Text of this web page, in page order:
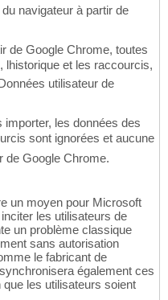
navigateur à partir de
de Google Chrome, toutes
et les raccourcis,
utilisateur de
les données des
sont ignorées et aucune
de Google Chrome.
un moyen pour Microsoft
les utilisateurs de
un problème classique
sans autorisation
le fabricant de
également ces
les utilisateurs soient